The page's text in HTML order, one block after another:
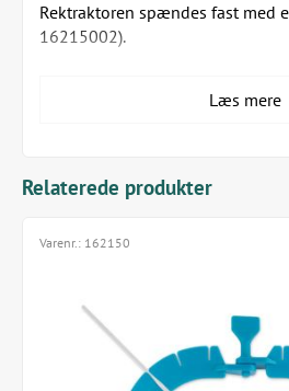
Rektraktoren spændes fast med
16215002).
abdominal kirurgi på kaniner og
Se produktvideo
Læs mere
Relaterede produkter
Varenr.: 162150